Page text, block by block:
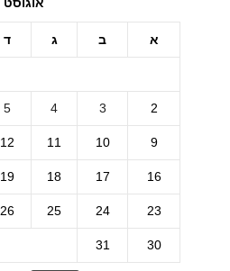
א ב ג ד
2
3
4
5
9
10
11
12
16
17
18
19
23
24
25
26
30
31